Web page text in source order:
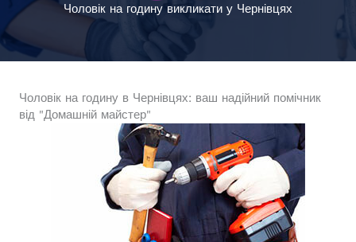
Чоловік на годину викликати у Чернівцях
Чоловік на годину в Чернівцях: ваш надійний помічник
від "Домашній майстер"